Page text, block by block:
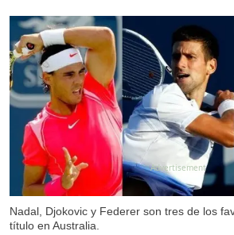
Nadal, Djokovic y Federer son tres de los
título en Australia.